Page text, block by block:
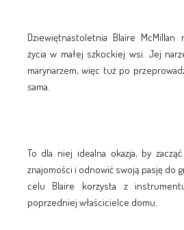
Dziewiętnastoletnia Blaire McMillan
życia w małej szkockiej wsi. Jej
marynarzem, więc tuż po
sama.
To dla niej idealna okazja, by
znajomości i odnowić swoją pasję do
celu Blaire korzysta z
poprzedniej właścicielce domu.